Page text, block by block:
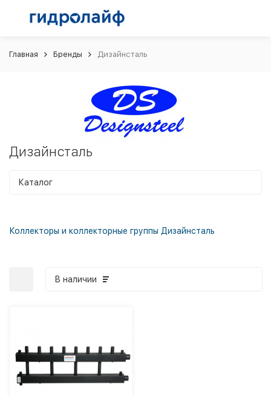
Главная Бренды Дизайнсталь
Дизайнсталь
Каталог
Коллекторы и коллекторные группы Дизайнсталь
В наличии